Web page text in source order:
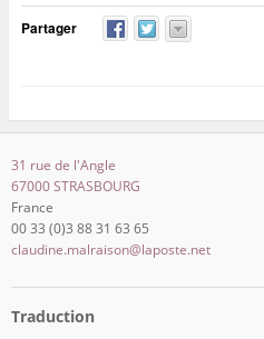
Partager
31 rue de l'Angle
67000 STRASBOURG
France
00 33 (0)3 88 31 63 65
claudine.malraison@laposte.net
Traduction